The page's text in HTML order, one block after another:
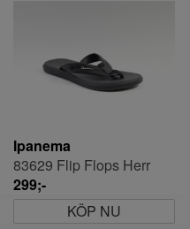
Ipanema
83629 Flip Flops Herr
299;-
KÖP NU